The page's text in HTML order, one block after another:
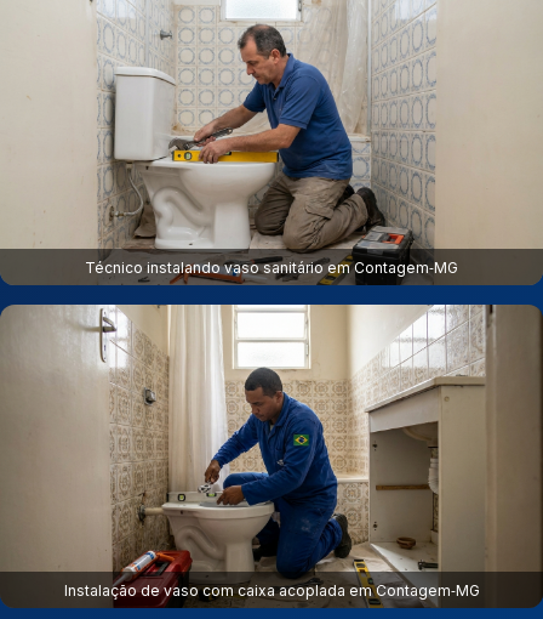
Técnico instalando vaso sanitário em Contagem‑MG
Instalação de vaso com caixa acoplada em Contagem‑MG